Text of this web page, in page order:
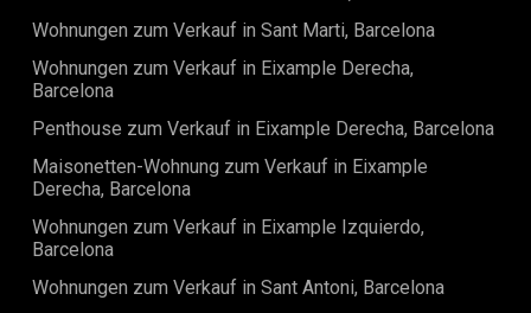
Geräten sowie einem integrierten Weinkühlschrank, ideal
Doppelschlafzimmer und zwei voll ausgestattete
Badezimmer. Die Hauptsuite bietet ein elegantes Bad en
suite sowie einen großzügigen begehbaren Kleiderschrank.
Die Badezimmer sind mit hochwertigen Roca-Armaturen
ausgestattet.Ein besonderes Highlight in dieser Lage ist der
private Stellplatz mit Auto-Liftsystem.Mehr als nur eine
Geschichte zu besitzen, modernisiert für anspruchsvolles
urbanes Wohnen.Kontaktieren Sie uns noch heute für eine
private Besichtigung.Der Verkaufspreis beinhaltet keine
Steuern, Notar- oder Grundbuchkosten, Maklergebühren
Wohnungen zum Verkauf in Sant Marti, Barcelona
Wohnungen zum Verkauf in Eixample Derecha,
Barcelona
Penthouse zum Verkauf in Eixample Derecha, Barcelona
Maisonetten-Wohnung zum Verkauf in Eixample
Derecha, Barcelona
Wohnungen zum Verkauf in Eixample Izquierdo,
Barcelona
Wohnungen zum Verkauf in Sant Antoni, Barcelona